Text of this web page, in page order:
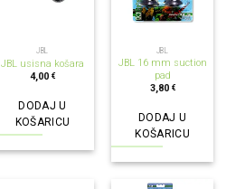
JBL
JBL usisna košara
4,00 €
DODAJ U
KOŠARICU
JBL
JBL 16 mm suction
pad
3,80 €
DODAJ U
KOŠARICU